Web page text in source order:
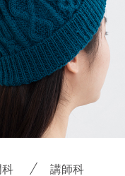
科 講師科